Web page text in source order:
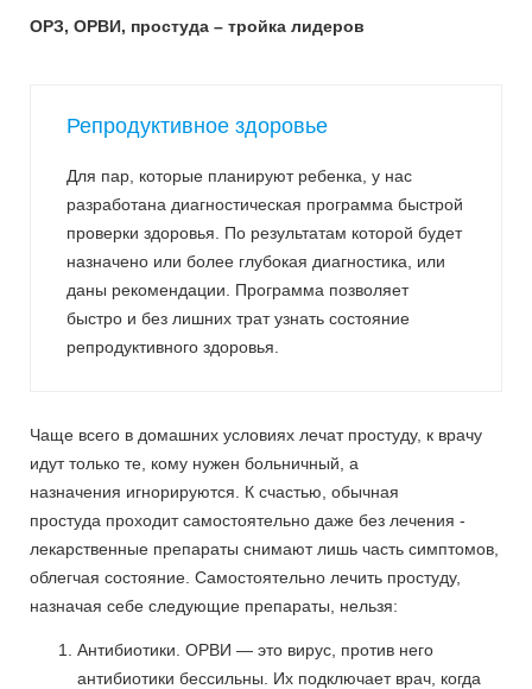
ОРЗ, ОРВИ, простуда – тройка лидеров
Репродуктивное здоровье
Для пар, которые планируют ребенка, у нас
разработана диагностическая программа быстрой
проверки здоровья. По результатам которой будет
назначено или более глубокая диагностика, или
даны рекомендации. Программа позволяет
быстро и без лишних трат узнать состояние
репродуктивного здоровья.
Чаще всего в домашних условиях лечат простуду, к врачу
идут только те, кому нужен больничный, а
назначения игнорируются. К счастью, обычная
простуда проходит самостоятельно даже без лечения -
лекарственные препараты снимают лишь часть симптомов,
облегчая состояние. Самостоятельно лечить простуду,
назначая себе следующие препараты, нельзя:
Антибиотики. ОРВИ — это вирус, против него
антибиотики бессильны. Их подключает врач, когда